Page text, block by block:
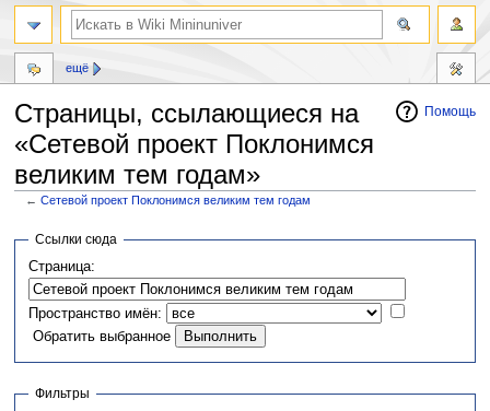
Помощь
Страницы, ссылающиеся на
«Сетевой проект Поклонимся
великим тем годам»
←Сетевой проект Поклонимся великим тем годам
Перейти
навигации
Перейти
поиску
Ссылки сюда
Страница:
Пространство имён:
Обратить выбранное
Фильтры
ещё